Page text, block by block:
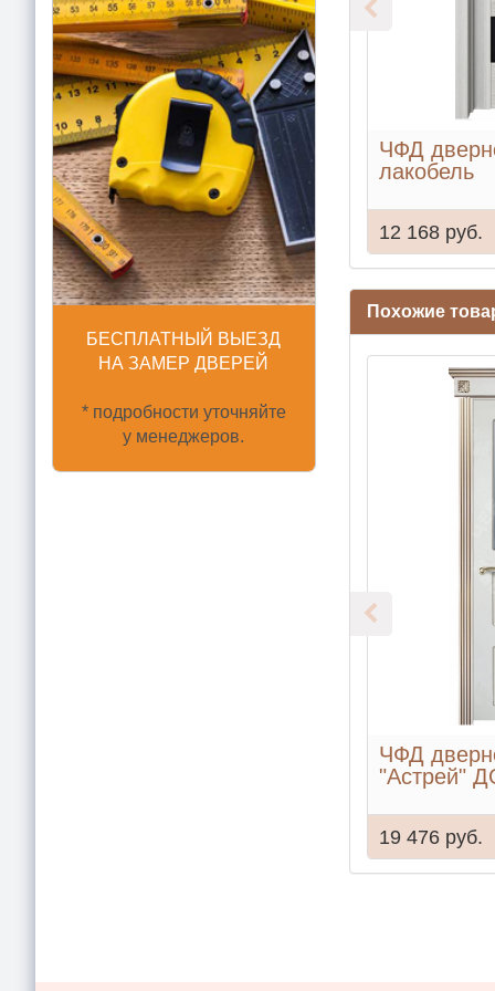
БЕСПЛАТНЫЙ ВЫЕЗД
НА ЗАМЕР ДВЕРЕЙ
* подробности уточняйте
у менеджеров.
ЧФД
лакобель
12 168 руб.
Похожие
ЧФД
"Астрей"
19 476 руб.